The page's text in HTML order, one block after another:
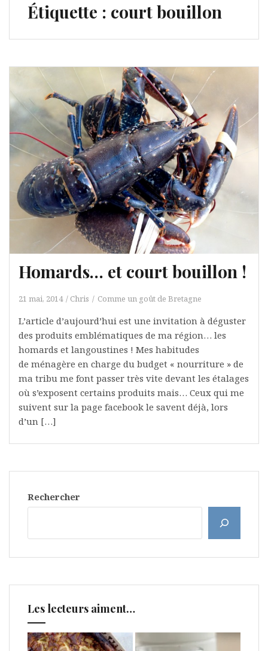
Étiquette : court bouillon
Homards… et court bouillon !
21 mai, 2014 Chris Comme un goût de Bretagne
L’article d’aujourd’hui est une invitation à déguster
des produits emblématiques de ma région… les
homards et langoustines ! Mes habitudes
de ménagère en charge du budget « nourriture » de
ma tribu me font passer très vite devant les étalages
où s’exposent certains produits mais… Ceux qui me
suivent sur la page facebook le savent déjà, lors
d’un […]
Rechercher
Les lecteurs aiment…